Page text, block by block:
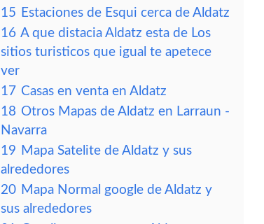
15 Estaciones de Esqui cerca de Aldatz
16 A que distacia Aldatz esta de Los
sitios turisticos que igual te apetece
ver
17 Casas en venta en Aldatz
18 Otros Mapas de Aldatz en Larraun -
Navarra
19 Mapa Satelite de Aldatz y sus
alrededores
20 Mapa Normal google de Aldatz y
sus alrededores